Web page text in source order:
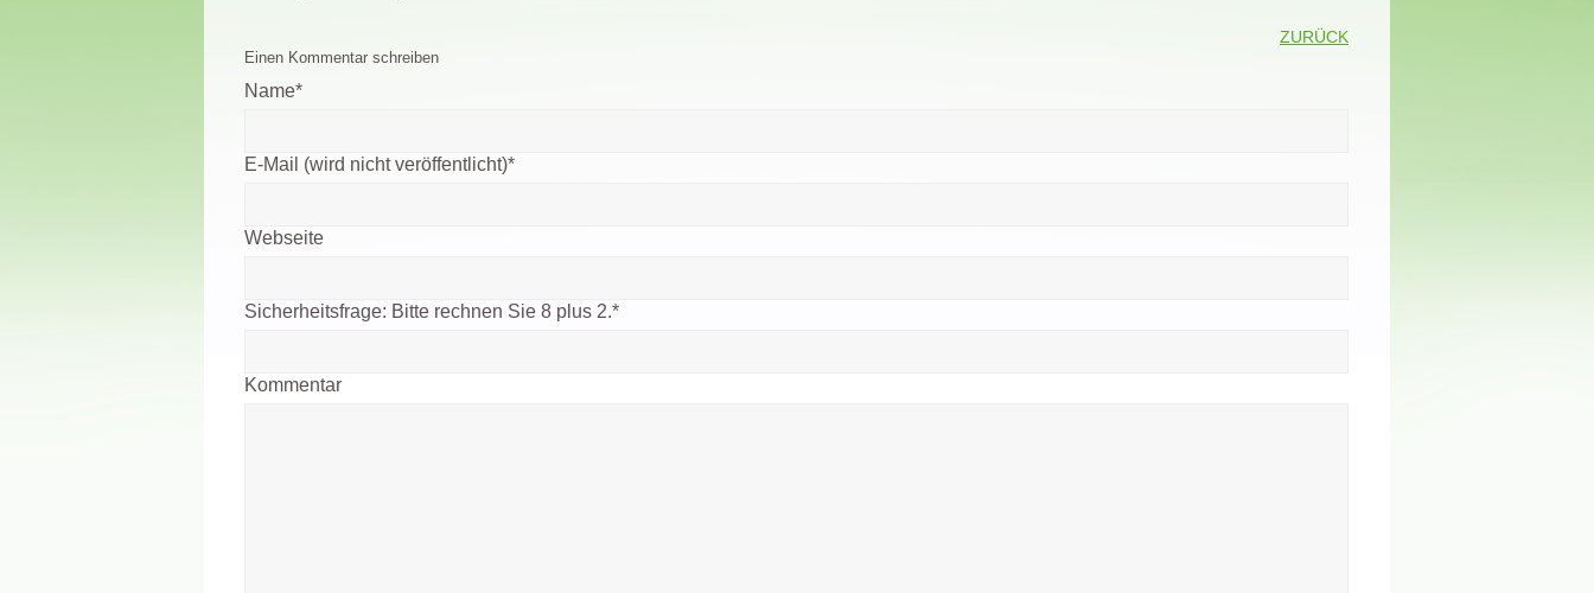
ZURÜCK
Einen Kommentar schreiben
Name*
E-Mail (wird nicht veröffentlicht)*
Webseite
Sicherheitsfrage: Bitte rechnen Sie 8 plus 2.*
Kommentar